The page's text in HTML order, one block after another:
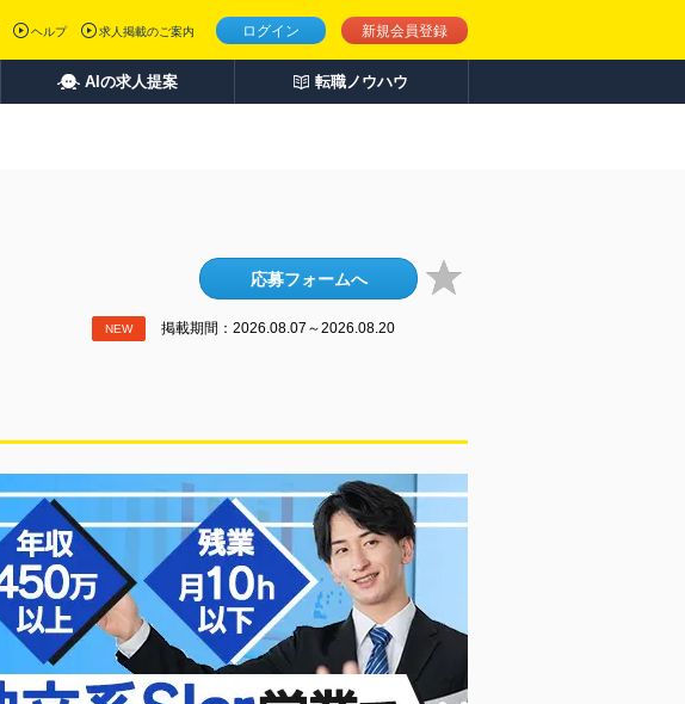
ログイン 新規会員登録
ヘルプ 求人掲載のご案内
AIの求人提案 転職ノウハウ
応募フォームへ
NEW 掲載期間：2026.08.07～2026.08.20